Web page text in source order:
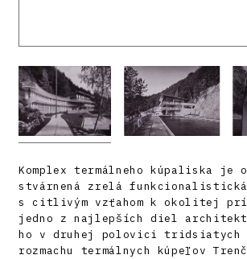
Komplex termálneho kúpaliska je
stvárnená zrelá
s citlivým vzťahom k okolitej
jedno z najlepších diel
ho v druhej polovici tridsiatych
rozmachu termálnych kúpeľov